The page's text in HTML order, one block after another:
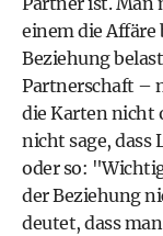
einem die Affäre
Beziehung
Partnerschaft –
die Karten nicht
nicht sage, dass
oder so:
der Beziehung
deutet, dass